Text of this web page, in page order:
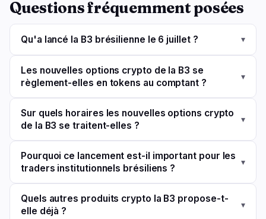
Questions fréquemment posées
Qu'a lancé la B3 brésilienne le 6 juillet ? ▾
Les nouvelles options crypto de la B3 se
règlement-elles en tokens au comptant ?
▾
Sur quels horaires les nouvelles options crypto
de la B3 se traitent-elles ?
▾
Pourquoi ce lancement est-il important pour les
traders institutionnels brésiliens ?
▾
Quels autres produits crypto la B3 propose-t-
elle déjà ?
▾